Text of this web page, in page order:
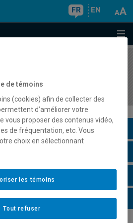
FR EN
de témoins
(cookies) afin de collecter des
d’améliorer votre
vous proposer des contenus vidéo,
de fréquentation, etc. Vous
choix en sélectionnant
Tout refuser
les témoins